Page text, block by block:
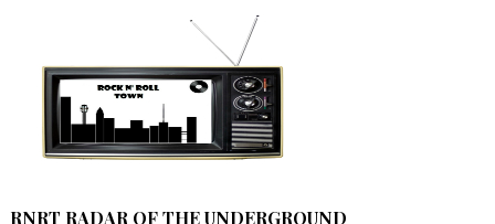
RNRT RADAR OF THE UNDERGROUND